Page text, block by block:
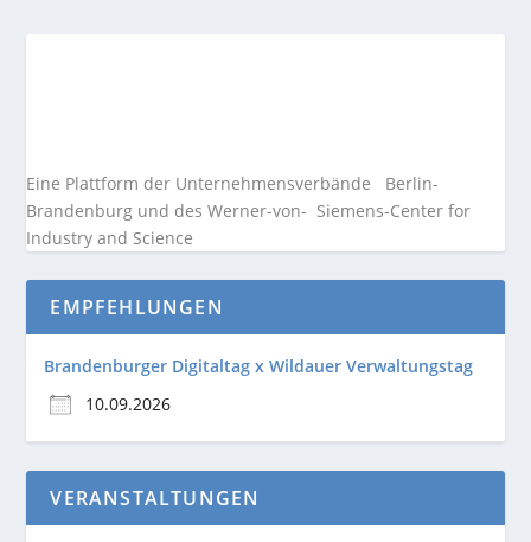
Eine Plattform der Unternehmensverbände Berlin-
Brandenburg und des Werner-von- Siemens-Center for
Industry and Science
EMPFEHLUNGEN
Brandenburger Digitaltag x Wildauer Verwaltungstag
10.09.2026
VERANSTALTUNGEN